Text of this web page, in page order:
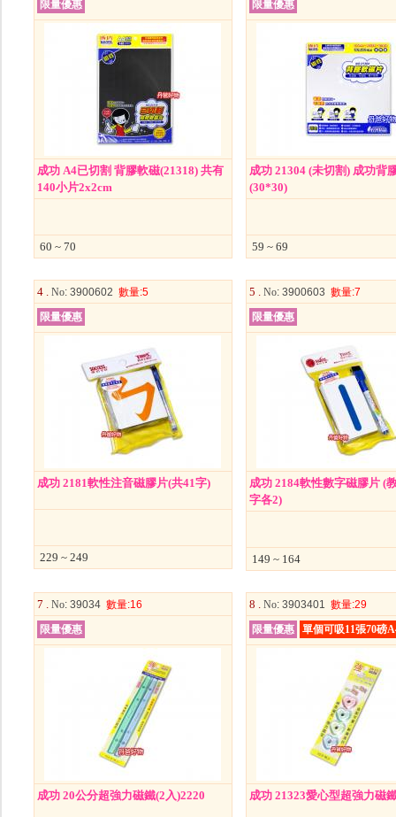
限量優惠
成功 A4已切割 背膠軟磁(21318) 共有
140小片2x2cm
60 ~ 70
限量優惠
成功 21304 (未切割) 成功背
(30*30)
59 ~ 69
4 . No: 3900602 數量:5
限量優惠
成功 2181軟性注音磁膠片(共41字)
229 ~ 249
5 . No: 3900603 數量:7
限量優惠
成功 2184軟性數字磁膠片 (
字各2)
149 ~ 164
7 . No: 39034 數量:16
限量優惠
成功 20公分超強力磁鐵(2入)2220
8 . No: 3903401 數量:29
限量優惠
單個可吸11張70磅
成功 21323愛心型超強力磁